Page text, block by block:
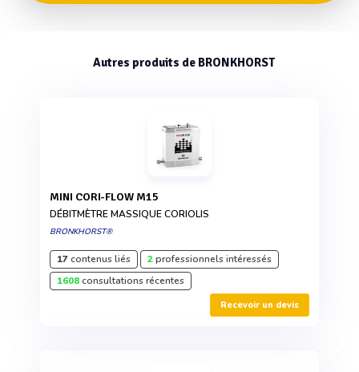
Autres produits de BRONKHORST
MINI CORI-FLOW M15
DÉBITMÈTRE MASSIQUE CORIOLIS
BRONKHORST®
17contenus liés 2professionnels intéressés
1608consultations récentes
Recevoir un devis